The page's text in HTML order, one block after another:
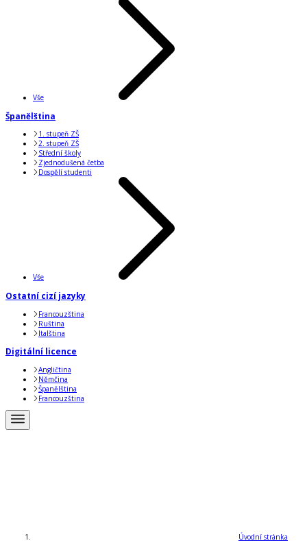
Vše
Španělština
1. stupeň ZŠ
2. stupeň ZŠ
Střední školy
Zjednodušená četba
Dospělí studenti
Vše
Ostatní cizí jazyky
Francouzština
Ruština
Italština
Digitální licence
Angličtina
Němčina
Španělština
Francouzština
Úvodní stránka